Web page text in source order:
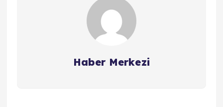
Haber Merkezi